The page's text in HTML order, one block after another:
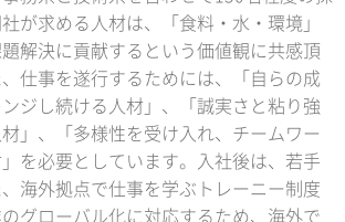
が求める人材は、「食料・水・環境」
解決に貢献するという価値観に共感頂
仕事を遂行するためには、「自らの成
ジし続ける人材」、「誠実さと粘り強
」、「多様性を受け入れ、チームワー
を必要としています。入社後は、若手
海外拠点で仕事を学ぶトレーニー制度
グローバル化に対応するため、海外で